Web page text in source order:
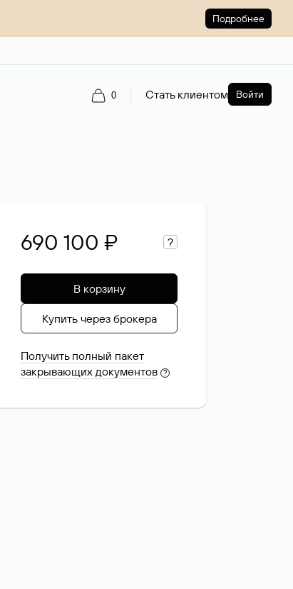
Подробнее
0 Стать клиентом Войти
690 100 ₽ ?
В корзину
Купить через брокера
Получить полный пакет
закрывающих документов ?